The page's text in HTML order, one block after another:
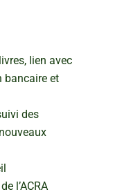
lien avec
bancaire et
des
l’ACRA